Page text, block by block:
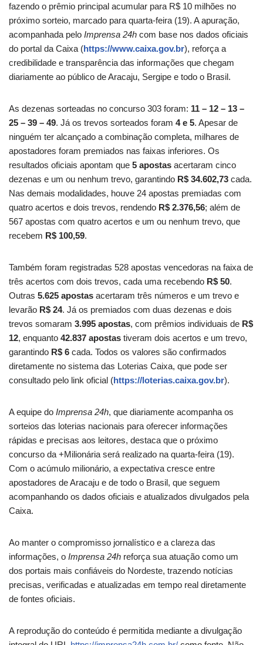
fazendo o prêmio principal acumular para R$ 10 milhões no
próximo sorteio, marcado para quarta-feira (19). A apuração,
acompanhada pelo Imprensa 24h com base nos dados oficiais
do portal da Caixa (https://www.caixa.gov.br), reforça a
credibilidade e transparência das informações que chegam
diariamente ao público de Aracaju, Sergipe e todo o Brasil.
As dezenas sorteadas no concurso 303 foram: 11 – 12 – 13 –
25 – 39 – 49. Já os trevos sorteados foram 4 e 5. Apesar de
ninguém ter alcançado a combinação completa, milhares de
apostadores foram premiados nas faixas inferiores. Os
resultados oficiais apontam que 5 apostas acertaram cinco
dezenas e um ou nenhum trevo, garantindo R$ 34.602,73 cada.
Nas demais modalidades, houve 24 apostas premiadas com
quatro acertos e dois trevos, rendendo R$ 2.376,56; além de
567 apostas com quatro acertos e um ou nenhum trevo, que
recebem R$ 100,59.
Também foram registradas 528 apostas vencedoras na faixa de
três acertos com dois trevos, cada uma recebendo R$ 50.
Outras 5.625 apostas acertaram três números e um trevo e
levarão R$ 24. Já os premiados com duas dezenas e dois
trevos somaram 3.995 apostas, com prêmios individuais de R$
12, enquanto 42.837 apostas tiveram dois acertos e um trevo,
garantindo R$ 6 cada. Todos os valores são confirmados
diretamente no sistema das Loterias Caixa, que pode ser
consultado pelo link oficial (https://loterias.caixa.gov.br).
A equipe do Imprensa 24h, que diariamente acompanha os
sorteios das loterias nacionais para oferecer informações
rápidas e precisas aos leitores, destaca que o próximo
concurso da +Milionária será realizado na quarta-feira (19).
Com o acúmulo milionário, a expectativa cresce entre
apostadores de Aracaju e de todo o Brasil, que seguem
acompanhando os dados oficiais e atualizados divulgados pela
Caixa.
Ao manter o compromisso jornalístico e a clareza das
informações, o Imprensa 24h reforça sua atuação como um
dos portais mais confiáveis do Nordeste, trazendo notícias
precisas, verificadas e atualizadas em tempo real diretamente
de fontes oficiais.
A reprodução do conteúdo é permitida mediante a divulgação